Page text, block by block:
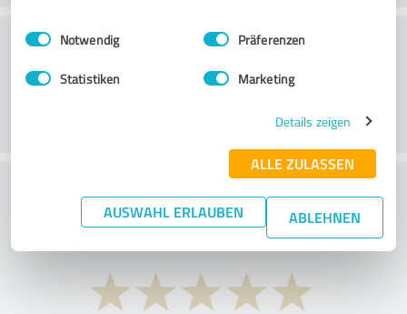
Impressum Datenschutzbestimmungen
Einwilligungsauswahl
Notwendig Präferenzen
Statistiken Marketing
Details zeigen
ALLE ZULASSEN
AUSWAHL ERLAUBEN ABLEHNEN
Kundenservice
Wie beurteilen Sie das
Preis-/Leistungsverhältnis?